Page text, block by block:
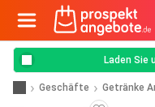
Laden Sie
Geschäfte Getränke